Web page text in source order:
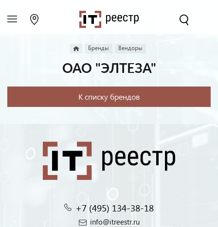
Бренды Вендоры
ОАО "ЭЛТЕЗА"
К списку брендов
+7 (495) 134-38-18‬
info@itreestr.ru